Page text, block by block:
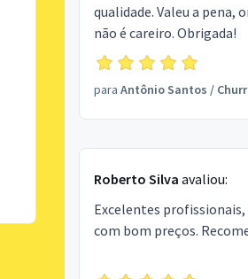
qualidade. Valeu a pena,
não é careiro. Obrigada!
para Antônio Santos /
Roberto Silva avaliou:
Excelentes
com bom preços.